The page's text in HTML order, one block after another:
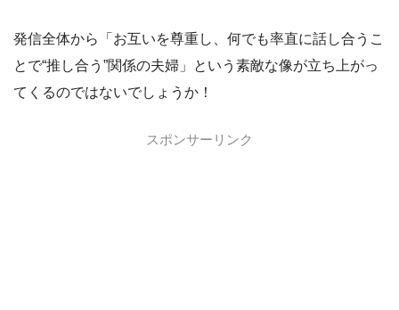
発信全体から「お互いを尊重し、何でも率直に話し合うこ
とで“推し合う”関係の夫婦」という素敵な像が立ち上がっ
てくるのではないでしょうか！
スポンサーリンク